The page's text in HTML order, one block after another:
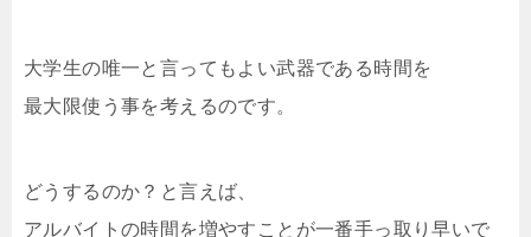
大学生の唯一と言ってもよい武器である時間を
最大限使う事を考えるのです。
どうするのか？と言えば、
アルバイトの時間を増やすことが一番手っ取り早いで